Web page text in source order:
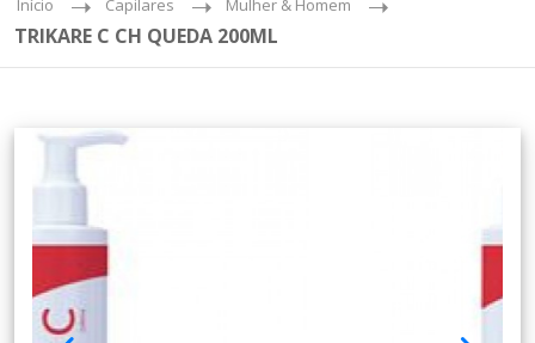
Início Capilares Mulher & Homem
TRIKARE C CH QUEDA 200ML